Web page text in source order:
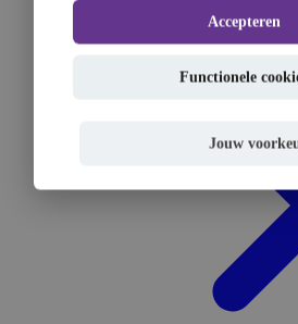
Accepteren
Functionele
Jouw